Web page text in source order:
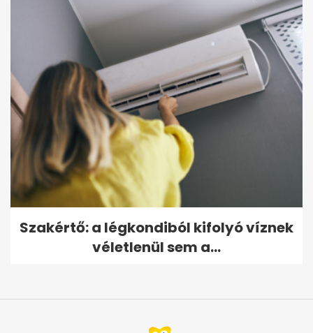
Szakértő: a légkondiból kifolyó víznek
véletlenül sem a...